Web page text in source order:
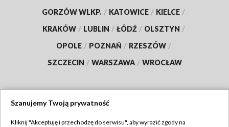
GORZÓW WLKP. / KATOWICE / KIELCE /
KRAKÓW / LUBLIN / ŁÓDŹ / OLSZTYN /
OPOLE / POZNAŃ / RZESZÓW /
SZCZECIN / WARSZAWA / WROCŁAW
Szanujemy Twoją prywatność
Kliknij "Akceptuję i przechodzę do serwisu", aby wyrazić zgody na